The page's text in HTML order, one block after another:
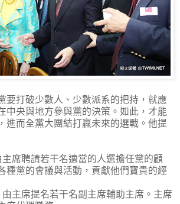
要打破少數人、少數派系的把持，就應
中央與地方參與黨的決策。如此，才能
進而全黨大團結打贏未來的選戰。他提
主席聘請若干名適當的人選擔任黨的顧
種黨的會議與活動，貢獻他們寶貴的經
由主席提名若干名副主席輔助主席。主席